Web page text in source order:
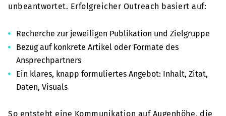
unbeantwortet. Erfolgreicher Outreach basiert auf:
Recherche zur jeweiligen Publikation und Zielgruppe
Bezug auf konkrete Artikel oder Formate des
Ansprechpartners
Ein klares, knapp formuliertes Angebot: Inhalt, Zitat,
Daten, Visuals
So entsteht eine Kommunikation auf Augenhöhe, die